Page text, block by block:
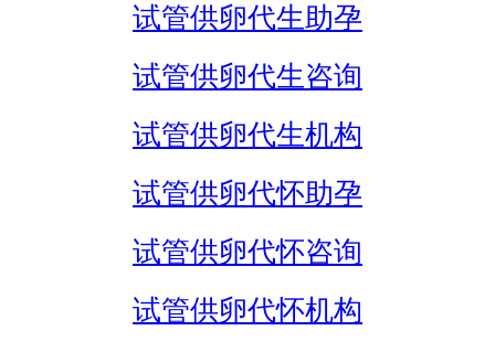
试管供卵代生助孕
试管供卵代生咨询
试管供卵代生机构
试管供卵代怀助孕
试管供卵代怀咨询
试管供卵代怀机构